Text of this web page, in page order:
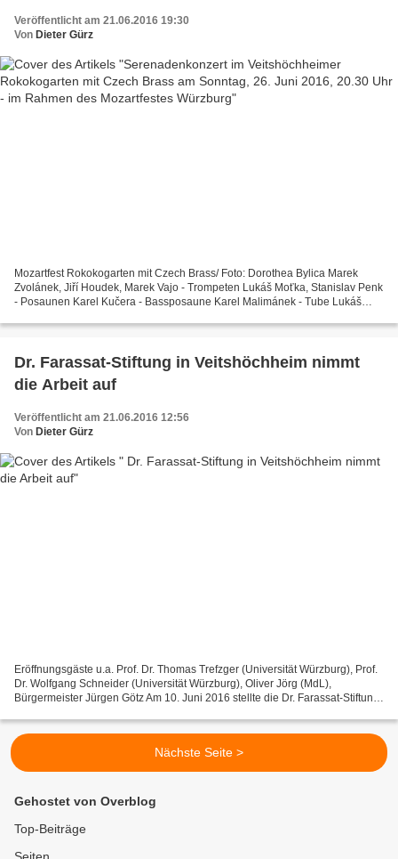
Veröffentlicht am 21.06.2016 19:30
Von Dieter Gürz
Mozartfest Rokokogarten mit Czech Brass/ Foto: Dorothea Bylica Marek
Zvolánek, Jiří Houdek, Marek Vajo - Trompeten Lukáš Moťka, Stanislav Penk
- Posaunen Karel Kučera - Bassposaune Karel Malimánek - Tube Lukáš
Dr. Farassat-Stiftung in Veitshöchheim nimmt
die Arbeit auf
Veröffentlicht am 21.06.2016 12:56
Von Dieter Gürz
Eröffnungsgäste u.a. Prof. Dr. Thomas Trefzger (Universität Würzburg), Prof.
Dr. Wolfgang Schneider (Universität Würzburg), Oliver Jörg (MdL),
Bürgermeister Jürgen Götz Am 10. Juni 2016 stellte die Dr. Farassat-Stiftung
Nächste Seite >
Gehostet von Overblog
Top-Beiträge